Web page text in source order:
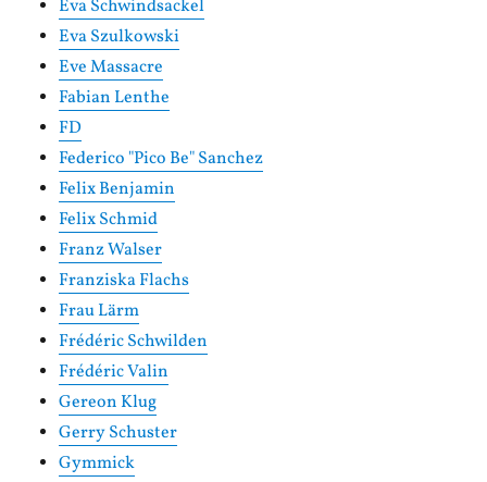
Eva Schwindsackel
Eva Szulkowski
Eve Massacre
Fabian Lenthe
FD
Federico "Pico Be" Sanchez
Felix Benjamin
Felix Schmid
Franz Walser
Franziska Flachs
Frau Lärm
Frédéric Schwilden
Frédéric Valin
Gereon Klug
Gerry Schuster
Gymmick